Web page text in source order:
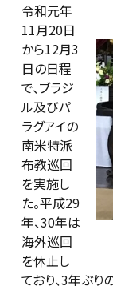
令和元年
11月20日
から12月3
日の日程
で、ブラジ
ル及びパ
ラグアイの
南米特派
布教巡回
を実施し
た。平成29
年、30年は
海外巡回
を休止し
ており、3年ぶり